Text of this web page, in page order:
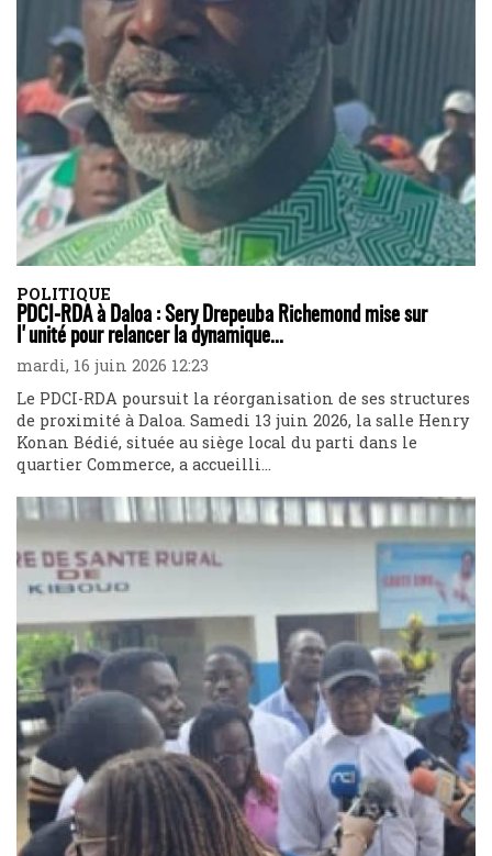
POLITIQUE
PDCI-RDA à Daloa : Sery Drepeuba Richemond mise sur
l'unité pour relancer la dynamique...
mardi, 16 juin 2026 12:23
Le PDCI-RDA poursuit la réorganisation de ses structures
de proximité à Daloa. Samedi 13 juin 2026, la salle Henry
Konan Bédié, située au siège local du parti dans le
quartier Commerce, a accueilli...